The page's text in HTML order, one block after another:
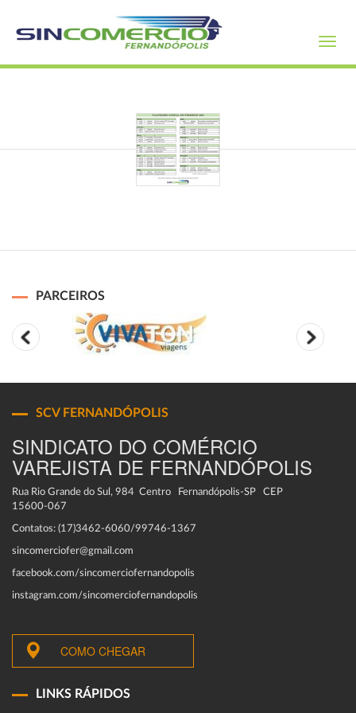
PARCEIROS
SCV FERNANDÓPOLIS
SINDICATO DO COMÉRCIO
VAREJISTA DE FERNANDÓPOLIS
Rua Rio Grande do Sul, 984 Centro Fernandópolis-SP CEP
15600-067
Contatos: (17)3462-6060/99746-1367
sincomerciofer@gmail.com
facebook.com/sincomerciofernandopolis
instagram.com/sincomerciofernandopolis
COMO CHEGAR
LINKS RÁPIDOS